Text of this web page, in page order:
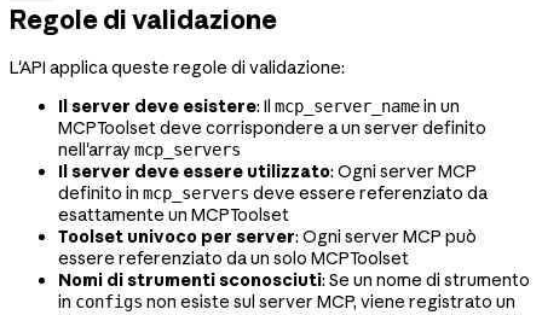
Regole di validazione
L'API applica queste regole di validazione:
Il server deve esistere: Il mcp_server_namein un
MCPToolset deve corrispondere a un server definito
nell'arraymcp_servers
Il server deve essere utilizzato: Ogni server MCP
definito in mcp_servers deve essere referenziato da
esattamente un MCPToolset
Toolset univoco per server: Ogni server MCP può
essere referenziato da un solo MCPToolset
Nomi di strumenti sconosciuti: Se un nome di strumento
in configs non esiste sul server MCP, viene registrato un